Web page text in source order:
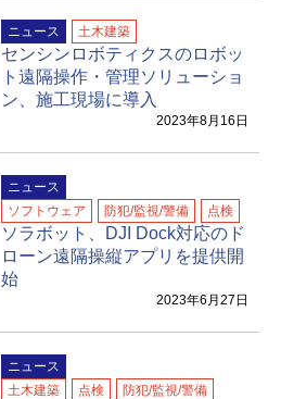
ニュース 土木建築
センシンロボティクスのロボッ
ト遠隔操作・管理ソリューショ
ン、施工現場に導入
2023年8月16日
ニュース
ソフトウェア
防犯/監視/警備 点検
ソラボット、DJI Dock対応のド
ローン遠隔操縦アプリを提供開
始
2023年6月27日
ニュース
土木建築
点検 防犯/監視/警備